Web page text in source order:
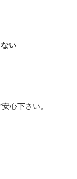
い
心下さい。